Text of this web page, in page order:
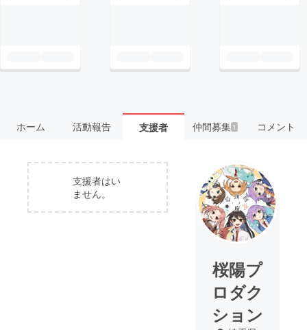
ホーム 活動報告 支援者 仲間募集 1 コメント
支援者はい
ません。
桜陽プ
ロダク
ション